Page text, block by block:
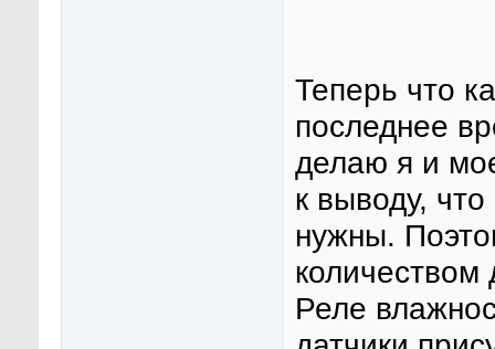
Теперь что
последнее
делаю я и
к выводу,
нужны.
количеством
Реле